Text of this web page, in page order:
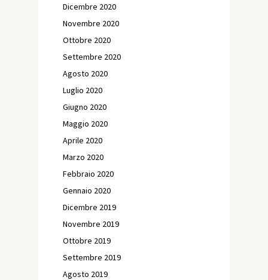
Dicembre 2020
Novembre 2020
Ottobre 2020
Settembre 2020
Agosto 2020
Luglio 2020
Giugno 2020
Maggio 2020
Aprile 2020
Marzo 2020
Febbraio 2020
Gennaio 2020
Dicembre 2019
Novembre 2019
Ottobre 2019
Settembre 2019
Agosto 2019